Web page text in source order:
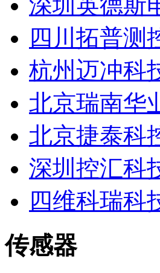
四川拓普测
杭州迈冲科
北京瑞南华
北京捷泰科
深圳控汇科
四维科瑞科
传感器